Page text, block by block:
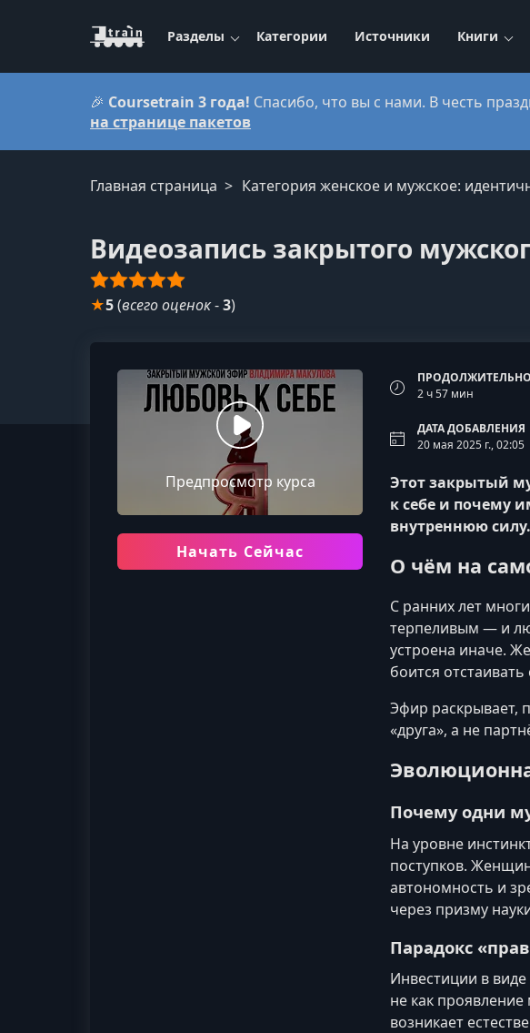
Разделы Категории Источники Книги
🎉 Coursetrain 3 года! Спасибо, что вы с нами. В честь
на странице пакетов
Главная страница Категория женское и мужское:
Видеозапись закрытого
★5(всего оценок-3)
Предпросмотр курса
Начать Сейчас
2 ч 57 мин
ДАТА ДОБАВЛЕНИЯ
20 мая 2025 г., 02:05
Этот закрытый
к себе и почему
внутреннюю силу.
О чём на
С ранних лет
терпеливым — и
устроена иначе.
боится
Эфир раскрывает,
«друга», а не
Почему одни
На уровне
поступков.
автономность и
через призму
Парадокс
Инвестиции в
не как
возникает